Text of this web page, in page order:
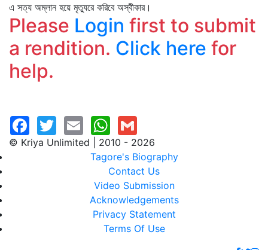
এ সত্য অম্লান হয়ে মৃত্যুরে করিবে অস্বীকার।
Please Login first to submit
a rendition. Click here for
help.
© Kriya Unlimited | 2010 - 2026
Tagore's Biography
Contact Us
Video Submission
Acknowledgements
Privacy Statement
Terms Of Use